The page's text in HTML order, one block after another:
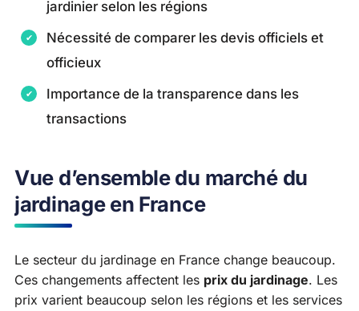
jardinier selon les régions
Nécessité de comparer les devis officiels et
officieux
Importance de la transparence dans les
transactions
Vue d’ensemble du marché du
jardinage en France
Le secteur du jardinage en France change beaucoup.
Ces changements affectent les prix du jardinage. Les
prix varient beaucoup selon les régions et les services